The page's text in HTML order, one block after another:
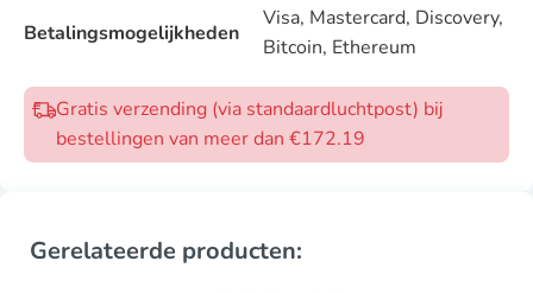
Betalingsmogelijkheden
Visa, Mastercard, Discovery,
Bitcoin, Ethereum
Gratis verzending (via standaardluchtpost) bij
bestellingen van meer dan €172.19
Gerelateerde producten: